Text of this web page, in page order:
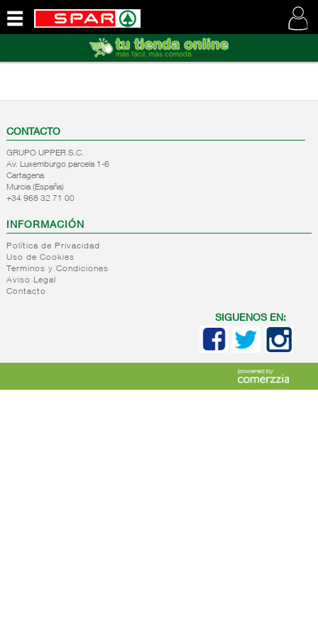
SOMOS
CONTACTO
GRUPO UPPER S.C.
Av. Luxemburgo parcela 1-6
Cartagena
Murcia (España)
+34 968 32 71 00
INFORMACIÓN
Política de Privacidad
Uso de Cookies
Terminos y Condiciones
Aviso Legal
Contacto
SIGUENOS EN: